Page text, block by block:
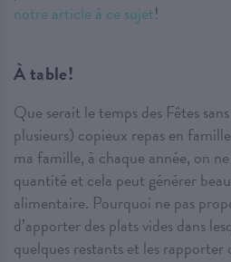
notre article à ce sujet!
À table!
Que serait le temps des Fêtes
plusieurs) copieux repas en
ma famille, à chaque année, on
quantité et cela peut générer
alimentaire. Pourquoi ne pas
d’apporter des plats vides dans
quelques restants et les rapporter